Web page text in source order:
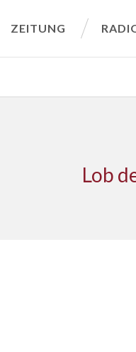
ZEITUNG
Lob